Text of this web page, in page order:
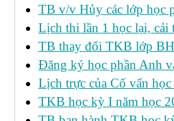
TB v/v Hủy các lớp học
Lịch thi lần 1 học lại, cải
TB thay đổi TKB lớp
Đăng ký học phần Anh
Lịch trực của Cố vấn học
TKB học kỳ I năm học